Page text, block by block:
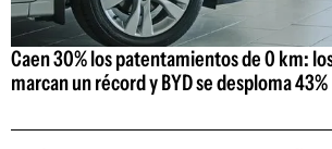
Caen 30% los patentamientos de 0 km:
marcan un récord y BYD se desploma 43%